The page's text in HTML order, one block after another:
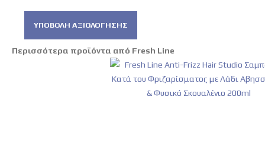
ΥΠΟΒΟΛΉ ΑΞΙΟΛΌΓΗΣΗΣ
Περισσότερα προϊόντα από Fresh Line